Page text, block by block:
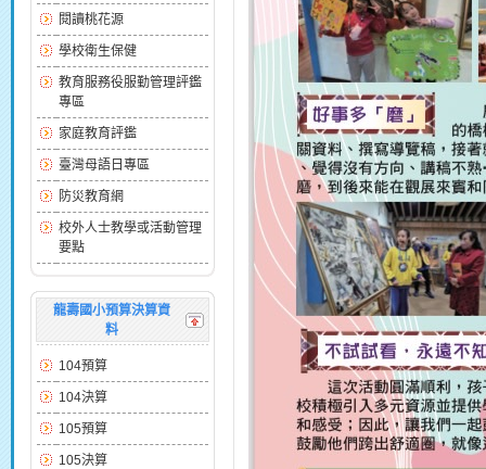
閱讀桃花源
學校衛生保健
教育服務役服勤管理評鑑
專區
家庭教育評鑑
臺灣母語日專區
防災教育網
校外人士教學或活動管理
要點
龍壽國小預算決算資
料
104預算
104決算
105預算
105決算